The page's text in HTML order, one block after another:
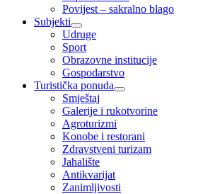
Povijest – sakralno blago
Subjekti
Udruge
Sport
Obrazovne institucije
Gospodarstvo
Turistička ponuda
Smještaj
Galerije i rukotvorine
Agroturizmi
Konobe i restorani
Zdravstveni turizam
Jahalište
Antikvarijat
Zanimljivosti